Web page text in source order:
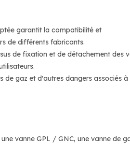
garantit la compatibilité et
de différents fabricants.
de fixation et de détachement des
de gaz et d'autres dangers associés à
vanne GPL / GNC, une vanne de